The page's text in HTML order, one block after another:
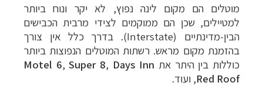
מוטלים הם מקום לינה נפוץ, לא יקר ונוח ביותר
למטיילים, שכן הם ממוקמים לצידי מרבית הכבישים
הבין-מדינתיים (Interstate). בדרך כלל אין צורך
בהזמנת מקום מראש. רשתות המוטלים הנפוצות ביותר
כוללות בין היתר את
Motel 6,Super 8, Days Inn
,Red Roof ועוד.